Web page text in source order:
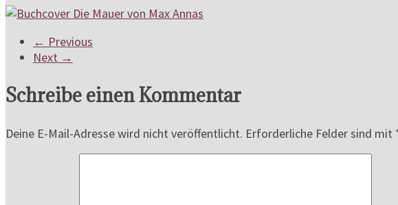
← Previous
Next →
Schreibe einen Kommentar
Deine E-Mail-Adresse wird nicht veröffentlicht. Erforderliche Felder sind mit